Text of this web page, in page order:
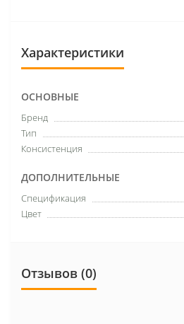
Характеристики
ОСНОВНЫЕ
Бренд
Тип
Консистенция
ДОПОЛНИТЕЛЬНЫЕ
Спецификация
Цвет
Отзывов (0)